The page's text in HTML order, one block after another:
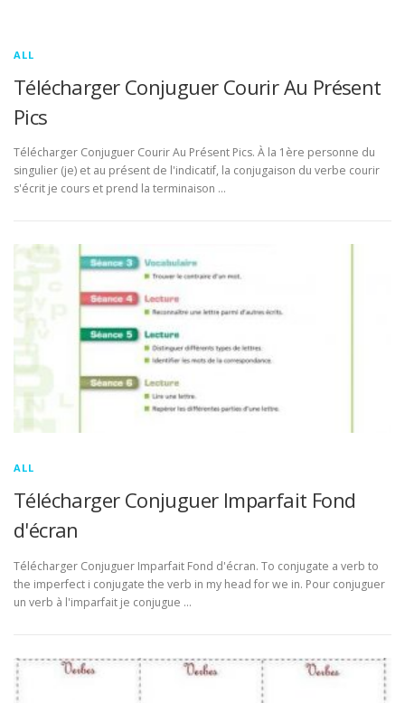
ALL
Télécharger Conjuguer Courir Au Présent
Pics
Télécharger Conjuguer Courir Au Présent Pics. À la 1ère personne du
singulier (je) et au présent de l'indicatif, la conjugaison du verbe courir
s'écrit je cours et prend la terminaison …
ALL
Télécharger Conjuguer Imparfait Fond
d'écran
Télécharger Conjuguer Imparfait Fond d'écran. To conjugate a verb to
the imperfect i conjugate the verb in my head for we in. Pour conjuguer
un verb à l'imparfait je conjugue …